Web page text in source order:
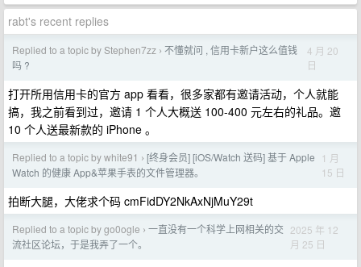
rabt's recent replies
Replied to a topic by Stephen7zz › 不懂就问 , 信用卡新户这么值钱
吗 ?
4 月 20
日
打开所用信用卡的官方 app 看看，很多家都有邀请活动，个人就能
搞，我之前看到过，邀请 1 个人大概送 100-400 元左右的礼品。邀
10 个人送最新款的 iPhone 。
Replied to a topic by white91 › [终身会员] [iOS/Watch 送码] 基于 Apple
Watch 的健康 App&苹果手表的文件管理器。
1 月
15 日
拍断大腿，大佬求个码 cmFidDY2NkAxNjMuY29t
Replied to a topic by go0ogle › 一直没有一个科学上网相关的交
流社区论坛，于是我弄了一个。
2025 年 12
月 25 日